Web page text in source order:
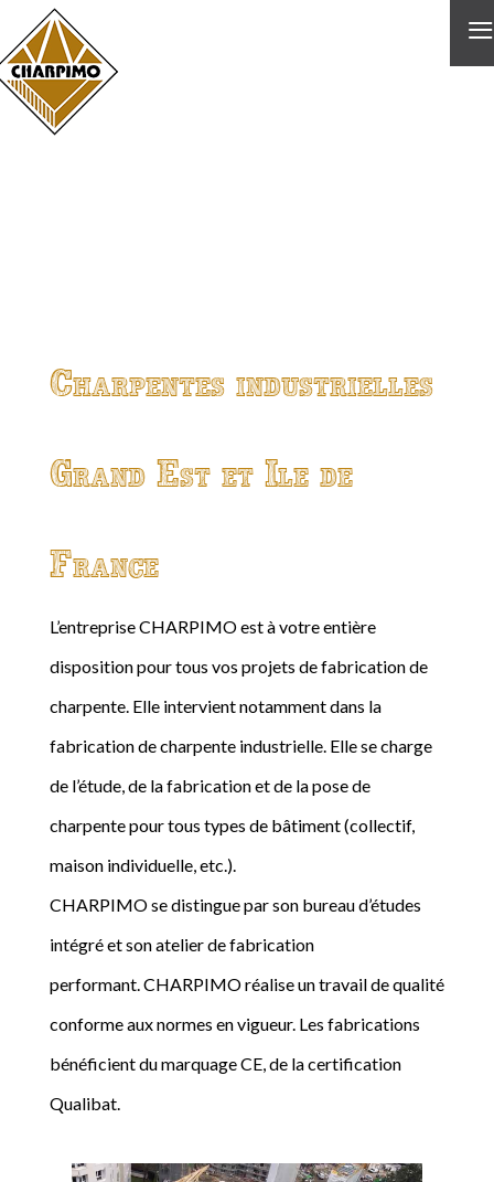
≡
Charpentes industrielles
Grand Est et Ile de
France
L’entreprise CHARPIMO est à votre entière
disposition pour tous vos projets de fabrication de
charpente. Elle intervient notamment dans la
fabrication de charpente industrielle. Elle se charge
de l’étude, de la fabrication et de la pose de
charpente pour tous types de bâtiment (collectif,
maison individuelle, etc.).
CHARPIMO se distingue par son bureau d’études
intégré et son atelier de fabrication
performant. CHARPIMO réalise un travail de qualité
conforme aux normes en vigueur. Les fabrications
bénéficient du marquage CE, de la certification
Qualibat.